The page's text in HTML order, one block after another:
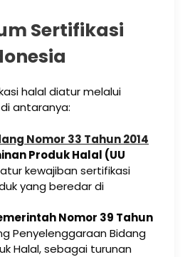
Sertifikasi
halal diatur melalui
antaranya:
Nomor 33 Tahun 2014
Produk Halal (UU
kewajiban sertifikasi
yang beredar di
Nomor 39 Tahun
Penyelenggaraan Bidang
Halal, sebagai turunan